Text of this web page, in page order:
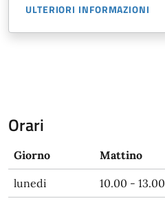
ULTERIORI INFORMAZIONI
Orari
Giorno Mattino
lunedi 10.00 - 13.00